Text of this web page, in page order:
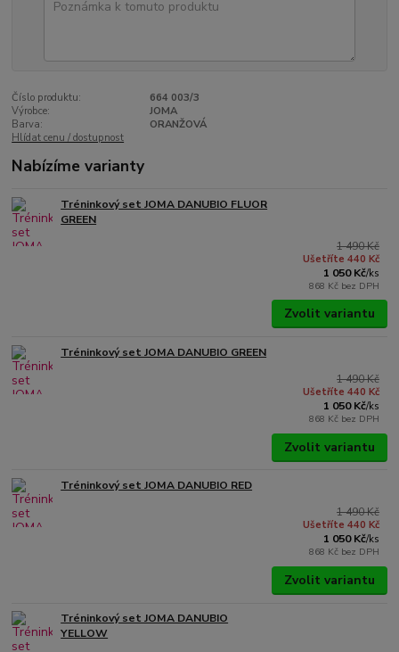
Číslo produktu:
664 003/3
Výrobce:
JOMA
Barva:
ORANŽOVÁ
Hlídat cenu / dostupnost
Nabízíme varianty
Tréninkový set JOMA DANUBIO FLUOR
GREEN
1 490 Kč
Ušetříte 440 Kč
1 050 Kč/ks
868 Kč bez DPH
Zvolit variantu
Tréninkový set JOMA DANUBIO GREEN
1 490 Kč
Ušetříte 440 Kč
1 050 Kč/ks
868 Kč bez DPH
Zvolit variantu
Tréninkový set JOMA DANUBIO RED
1 490 Kč
Ušetříte 440 Kč
1 050 Kč/ks
868 Kč bez DPH
Zvolit variantu
Tréninkový set JOMA DANUBIO
YELLOW